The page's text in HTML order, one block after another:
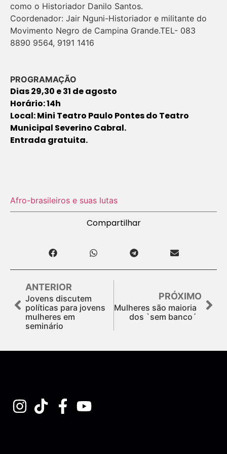
como o Historiador Danilo Santos.
Coordenador: Jair Nguni-Historiador e militante do
Movimento Negro de Campina Grande.TEL- 083
8890 9564, 9191 1416
PROGRAMAÇÃO
Dias 29,30 e 31 de agosto
Horário: 14h
Local: Mini Teatro Paulo Pontes do Teatro
Municipal Severino Cabral.
Entrada gratuita.
Afro-brasileiros e suas lutas
Compartilhar
ANTERIOR
Jovens discutem
políticas para jovens
mulheres em
seminário
PRÓXIMO
Mulheres são maioria
dos `sem banco´